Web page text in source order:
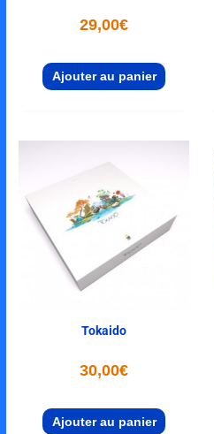
29,00€
Ajouter au panier
Tokaido
30,00€
Ajouter au panier